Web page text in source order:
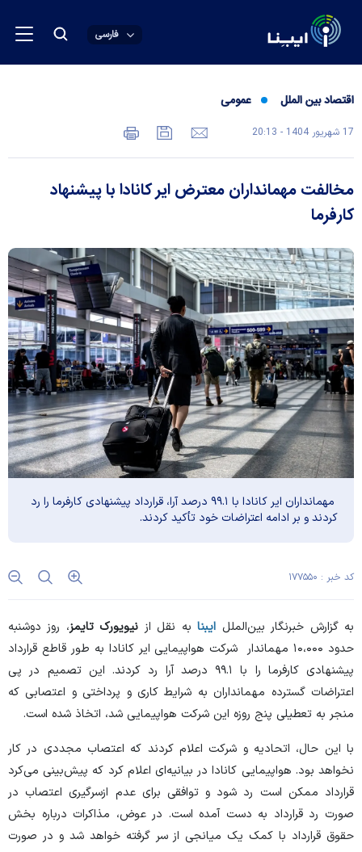
فارسی
اقتصاد بین الملل عمومی
17 شهريور 1404 - 20:13
مخالفت مهمانداران معترض ایر کانادا با پیشنهاد
کارفرما
مهمانداران ایر کانادا با ۹۹.۱ درصد آرا، قرارداد پیشنهادی کارفرما را رد
کردند و بر ادامه اعتراضات خود تأکید کردند.
کد خبر : ۱۷۷۵۵۰
به گزارش خبرنگار بین‌الملل ایبنا به نقل از نیویورک تایمز، روز دوشنبه
حدود ۱۰،۰۰۰ مهماندار شرکت هواپیمایی ایر کانادا به طور قاطع قرارداد
پیشنهادی کارفرما را با ۹۹.۱ درصد آرا رد کردند. این تصمیم در پی
اعتراضات گسترده مهمانداران به شرایط کاری و پرداختی و اعتصابی که
منجر به تعطیلی پنج روزه این شرکت هواپیمایی شد، اتخاذ شده است.
با این حال، اتحادیه و شرکت اعلام کردند که اعتصاب مجددی در کار
نخواهد بود. هواپیمایی کانادا در بیانیه‌ای اعلام کرد که پیش‌بینی می‌کرد
قرارداد ممکن است رد شود و توافقی برای عدم ازسرگیری اعتصاب در
صورت رد قرارداد به دست آمده است. در عوض، مذاکرات درباره بخش
حقوق قرارداد با کمک یک میانجی از سر گرفته خواهد شد و در صورت